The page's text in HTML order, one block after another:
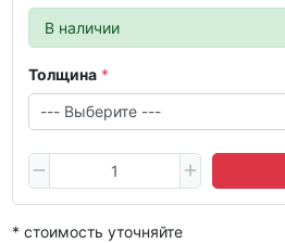
В наличии
Толщина
* стоимость уточняйте